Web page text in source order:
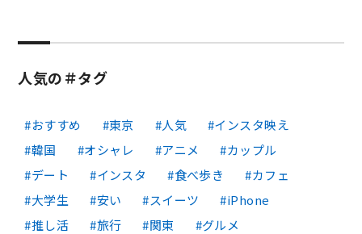
人気の＃タグ
おすすめ 東京 人気
インスタ映え
韓国
オシャレ アニメ
カップル
デート
インスタ 食べ歩き
カフェ
大学生
安い スイーツ
iPhone
推し活
旅行 関東 グルメ